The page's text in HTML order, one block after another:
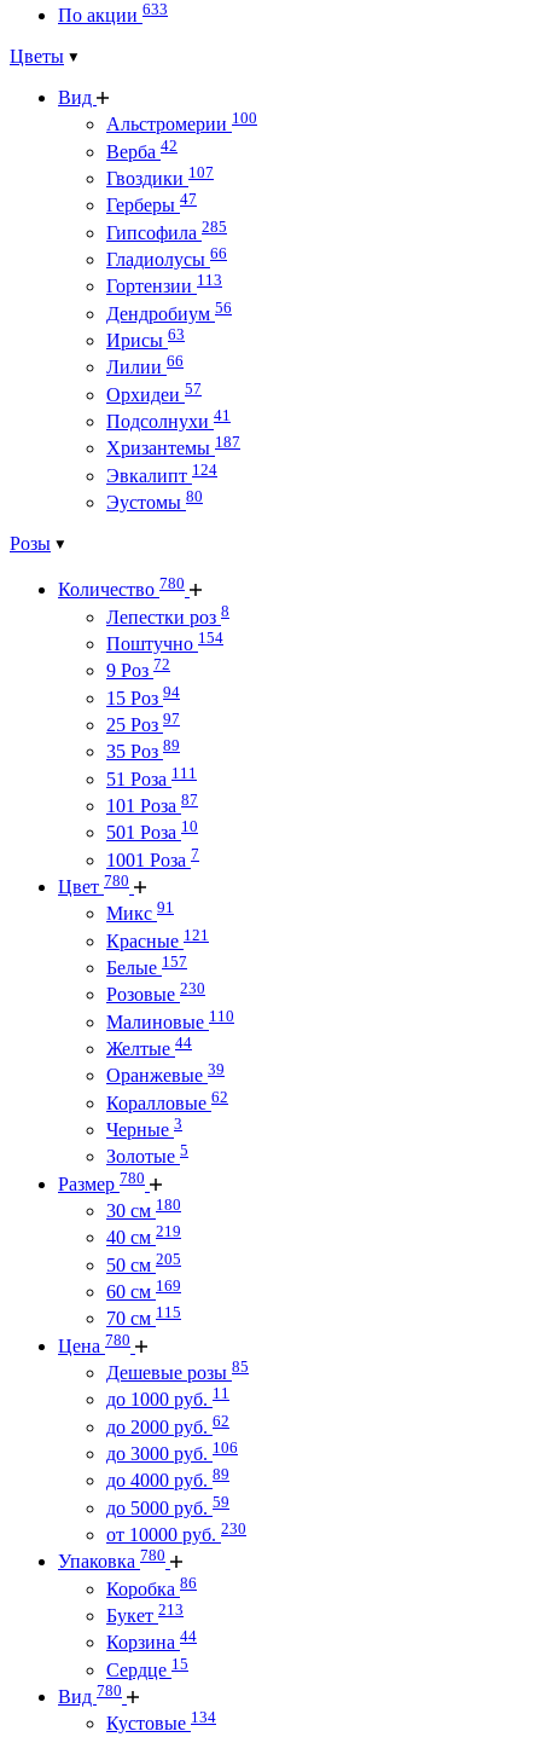
По акции 633
Цветы
Вид
Альстромерии 100
Верба 42
Гвоздики 107
Герберы 47
Гипсофила 285
Гладиолусы 66
Гортензии 113
Дендробиум 56
Ирисы 63
Лилии 66
Орхидеи 57
Подсолнухи 41
Хризантемы 187
Эвкалипт 124
Эустомы 80
Розы
Количество 780
Лепестки роз 8
Поштучно 154
9 Роз 72
15 Роз 94
25 Роз 97
35 Роз 89
51 Роза 111
101 Роза 87
501 Роза 10
1001 Роза 7
Цвет 780
Микс 91
Красные 121
Белые 157
Розовые 230
Малиновые 110
Желтые 44
Оранжевые 39
Коралловые 62
Черные 3
Золотые 5
Размер 780
30 см 180
40 см 219
50 см 205
60 см 169
70 см 115
Цена 780
Дешевые розы 85
до 1000 руб. 11
до 2000 руб. 62
до 3000 руб. 106
до 4000 руб. 89
до 5000 руб. 59
от 10000 руб. 230
Упаковка 780
Коробка 86
Букет 213
Корзина 44
Сердце 15
Вид 780
Кустовые 134